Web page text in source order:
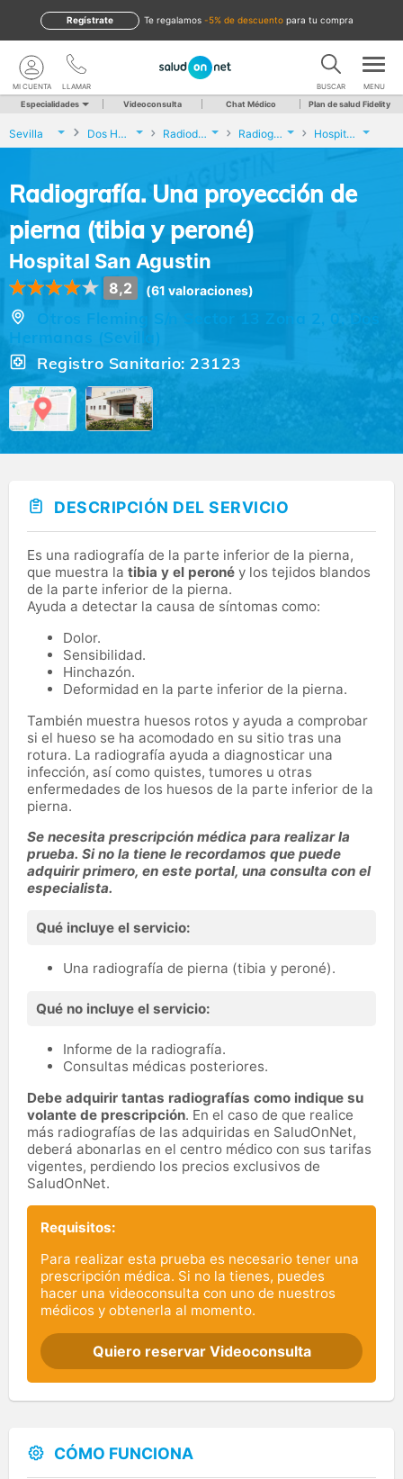
te regalamos -5% de descuento para tu compra
Regístrate
LLAMAR
MI CUENTA BUSCAR MENU
Especialidades Videoconsulta Chat Médico Plan de salud Fidelity
Sevilla Dos Hermanas Radiodiagnóstico Radiografía. Una proyección de pierna (tibia y peroné) Hospital San Agustin
Radiografía. Una proyección de
pierna (tibia y peroné)
Hospital San Agustin
8,2 (61 valoraciones)
Otros Fleming S/n Sector 13 Zona 2, 0, Dos
Hermanas (Sevilla)
Registro Sanitario: 23123
DESCRIPCIÓN DEL SERVICIO
Es una radiografía de la parte inferior de la pierna,
que muestra la tibia y el peroné y los tejidos blandos
de la parte inferior de la pierna.
Ayuda a detectar la causa de síntomas como:
Dolor.
Sensibilidad.
Hinchazón.
Deformidad en la parte inferior de la pierna.
También muestra huesos rotos y ayuda a comprobar
si el hueso se ha acomodado en su sitio tras una
rotura. La radiografía ayuda a diagnosticar una
infección, así como quistes, tumores u otras
enfermedades de los huesos de la parte inferior de la
pierna.
Se necesita prescripción médica para realizar la
prueba. Si no la tiene le recordamos que puede
adquirir primero, en este portal, una consulta con el
especialista.
Qué incluye el servicio:
Una radiografía de pierna (tibia y peroné).
Qué no incluye el servicio:
Informe de la radiografía.
Consultas médicas posteriores.
Debe adquirir tantas radiografías como indique su
volante de prescripción. En el caso de que realice
más radiografías de las adquiridas en SaludOnNet,
deberá abonarlas en el centro médico con sus tarifas
vigentes, perdiendo los precios exclusivos de
SaludOnNet.
Requisitos:
Para realizar esta prueba es necesario tener una
prescripción médica. Si no la tienes, puedes
hacer una videoconsulta con uno de nuestros
médicos y obtenerla al momento.
Quiero reservar Videoconsulta
CÓMO FUNCIONA